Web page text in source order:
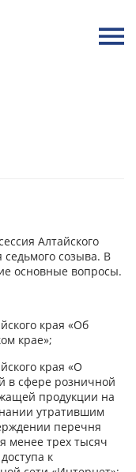
Алтайского
седьмого созыва. В
основные вопросы.
края «Об
крае»;
края «О
в сфере розничной
продукции на
утратившим
перечня
менее трех тысяч
к